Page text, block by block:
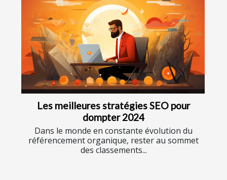
Les meilleures stratégies SEO pour
dompter 2024
Dans le monde en constante évolution du
référencement organique, rester au sommet
des classements...